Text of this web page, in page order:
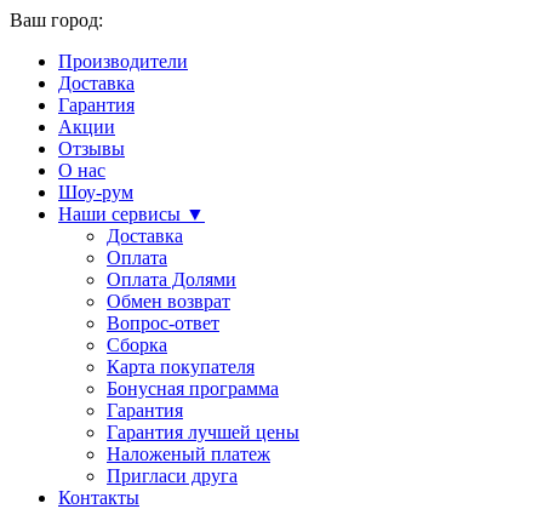
Ваш город:
Производители
Доставка
Гарантия
Акции
Отзывы
О нас
Шоу-рум
Наши сервисы ▼
Доставка
Оплата
Оплата Долями
Обмен возврат
Вопрос-ответ
Сборка
Карта покупателя
Бонусная программа
Гарантия
Гарантия лучшей цены
Наложеный платеж
Пригласи друга
Контакты